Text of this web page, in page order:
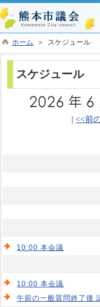
ホーム ＞ スケジュール
スケジュール
| <<前
10:00 本会議
10:00 本会議
午前の一般質問終了後